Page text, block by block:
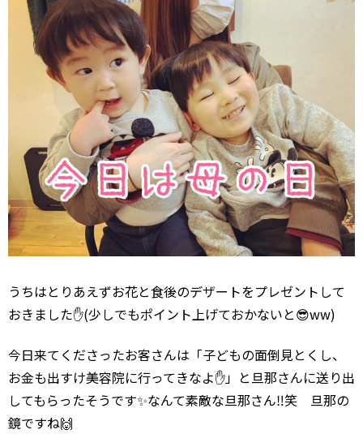
うちはとりあえずお花と食後のデザートをプレゼントして
おきました✋(少しでもポイント上げておかないと😎ww)
今日来てくださったお客さんは「子どもの面倒見とくし、
お金も出すけ美容院に行ってきなよ✋」と旦那さんに送り出
してもらったそうです✨なんて素敵な旦那さん‼️笑 旦那の
鏡ですね🙌